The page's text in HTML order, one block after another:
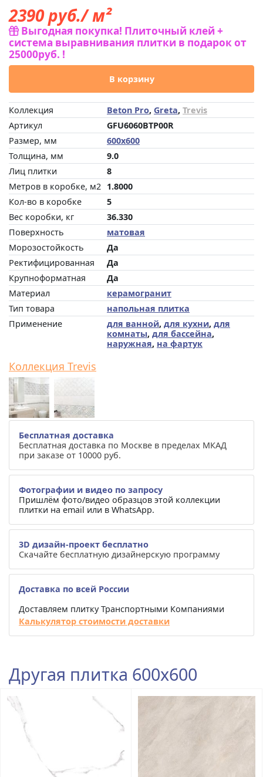
2390руб./ м²
Выгодная покупка! Плиточный клей +
система выравнивания плитки в подарок от
25000руб. !
В корзину
Коллекция Beton Pro, Greta, Trevis
Артикул
GFU6060BTP00R
Размер, мм
600x600
Толщина, мм
9.0
Лиц плитки
8
Метров в коробке, м2 1.8000
Кол-во в коробке
5
Вес коробки, кг
36.330
Поверхность
матовая
Морозостойкость
Да
Ректифицированная
Да
Крупноформатная
Да
Материал
керамогранит
Тип товара
напольная плитка
Применение
для ванной, для кухни, для
комнаты, для бассейна,
наружная, на фартук
Коллекция Trevis
Бесплатная доставка
Бесплатная доставка по Москве в пределах МКАД
при заказе от 10000 руб.
Фотографии и видео по запросу
Пришлём фото/видео образцов этой коллекции
плитки на email или в WhatsApp.
3D дизайн-проект бесплатно
Скачайте бесплатную дизайнерскую программу
Доставка по всей России
Доставляем плитку Транспортными Компаниями
Калькулятор стоимости доставки
Другая плитка 600x600